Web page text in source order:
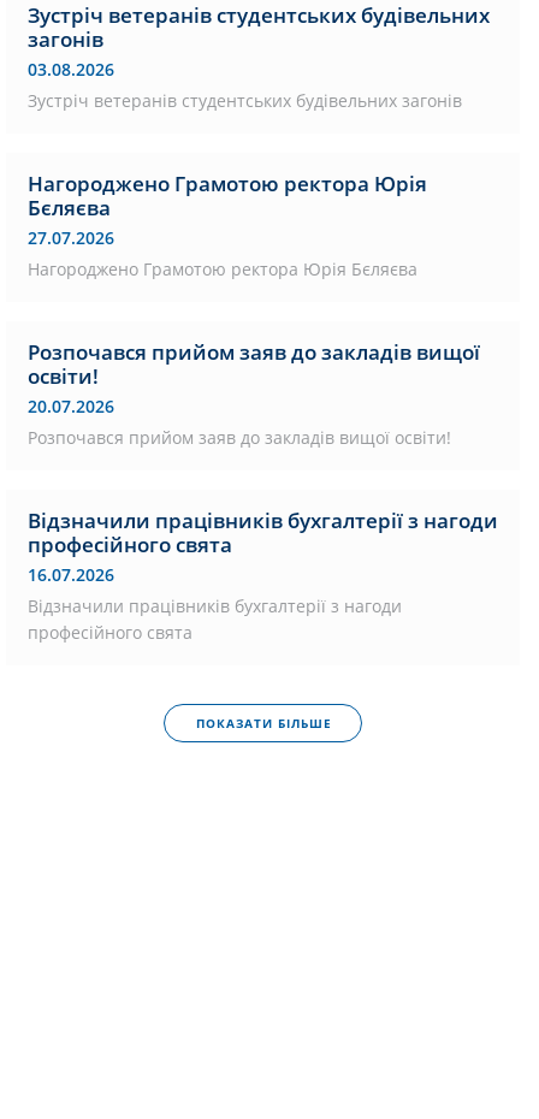
Зустріч ветеранів студентських будівельних
загонів
03.08.2026
Зустріч ветеранів студентських будівельних загонів
Нагороджено Грамотою ректора Юрія
Бєляєва
27.07.2026
Нагороджено Грамотою ректора Юрія Бєляєва
Розпочався прийом заяв до закладів вищої
освіти!
20.07.2026
Розпочався прийом заяв до закладів вищої освіти!
Відзначили працівників бухгалтерії з нагоди
професійного свята
16.07.2026
Відзначили працівників бухгалтерії з нагоди
професійного свята
ПОКАЗАТИ БІЛЬШЕ